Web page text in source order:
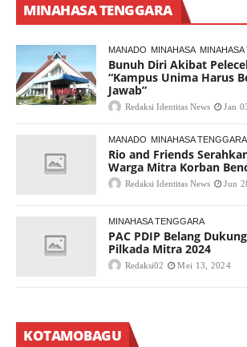
MINAHASA TENGGARA
MANADO MINAHASA
Bunuh Diri Akibat
“Kampus Unima Harus
Jawab”
Redaksi Identitas News Jan
MANADO MINAHASA TENGGARA
Rio and Friends
Warga Mitra Korban
Redaksi Identitas News Jun
MINAHASA TENGGARA
PAC PDIP Belang
Pilkada Mitra 2024
Redaksi02 Mei 13, 2024
KOTAMOBAGU